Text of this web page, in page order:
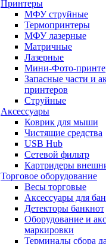
Принтеры
МФУ струйные
Термопринтеры
МФУ лазерные
Матричные
Лазерные
Мини-Фото-
Запасные части и
принтеров
Струйные
Аксессуары
Коврик для мыши
Чистящие средства
USB Hub
Сетевой фильтр
Картридеры
Торговое оборудование
Весы торговые
Аксессуары для
Детекторы банкнот
Оборудование и
маркировки
Терминалы сбора